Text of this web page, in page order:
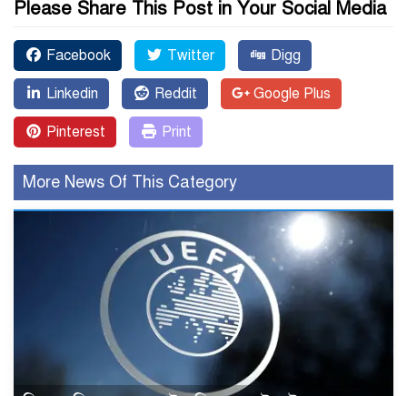
Please Share This Post in Your Social Media
Facebook Twitter Digg
Linkedin Reddit Google Plus
Pinterest Print
More News Of This Category